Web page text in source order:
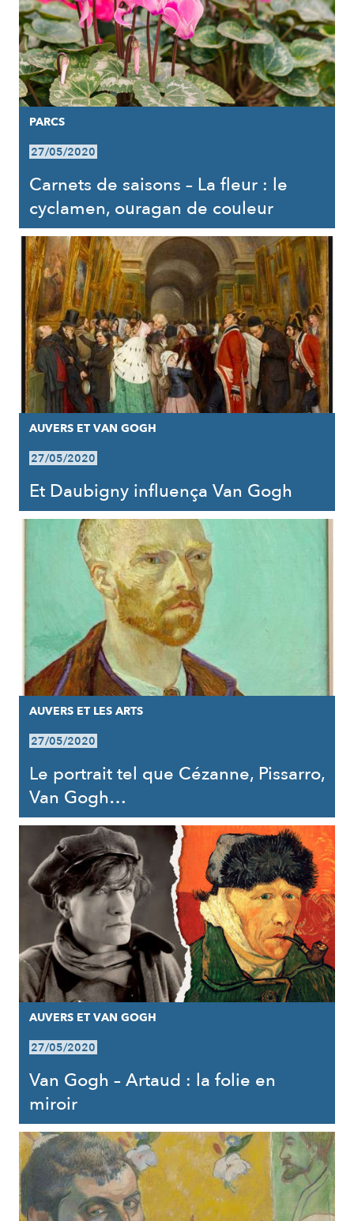
PARCS
27/05/2020
Carnets de saisons – La fleur : le
cyclamen, ouragan de couleur
AUVERS ET VAN GOGH
27/05/2020
Et Daubigny influença Van Gogh
AUVERS ET LES ARTS
27/05/2020
Le portrait tel que Cézanne, Pissarro,
Van Gogh…
AUVERS ET VAN GOGH
27/05/2020
Van Gogh – Artaud : la folie en
miroir